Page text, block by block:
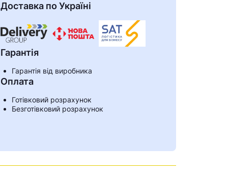
Доставка по Україні
Гарантія
Гарантія від виробника
Оплата
Готівковий розрахунок
Безготівковий розрахунок